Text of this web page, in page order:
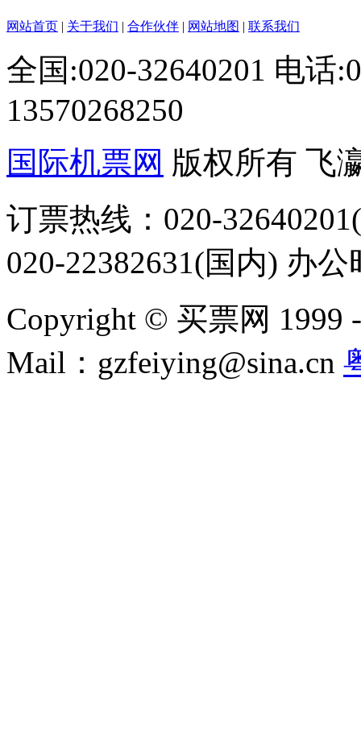
网站首页 | 关于我们 | 合作伙伴 | 网站地图 | 联系我们
全国:020-32640201 电话
13570268250
国际机票网 版权所有 飞
订票热线：020-
020-22382631(国内) 办
Copyright © 买票网 1999
Mail：gzfeiying@sina.cn